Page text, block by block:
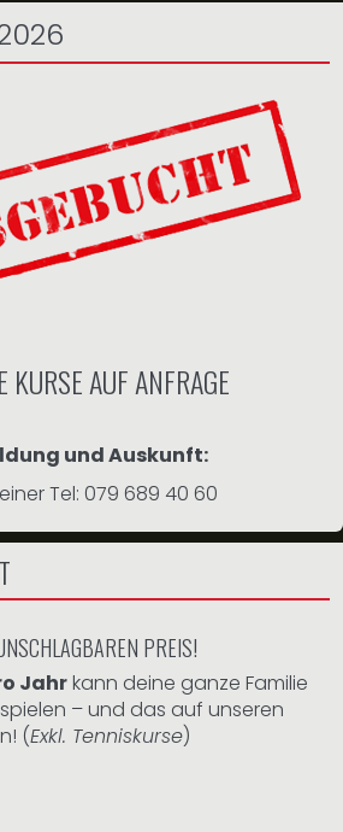
KURSE AUF ANFRAGE
und Auskunft:
Tel: 079 689 40 60
PREIS!
Jahrkann deine ganze Familie
– und das auf unseren
(Exkl. Tenniskurse)